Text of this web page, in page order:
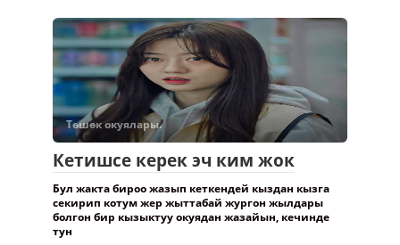
Төшөк окуялары.
Кетишсе керек эч ким жок
Бул жакта бироо жазып кеткендей кыздан кызга
секирип котум жер жыттабай жургон жылдары
болгон бир кызыктуу окуядан жазайын, кечинде
тун